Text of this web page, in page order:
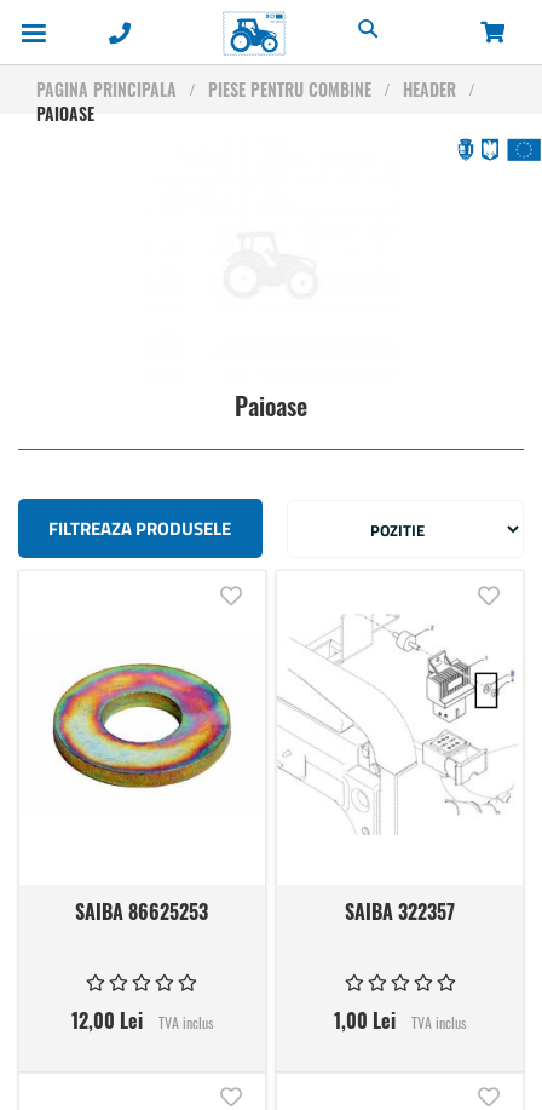
Cautare
PAGINA PRINCIPALA PIESE PENTRU COMBINE
HEADER
PAIOASE
Paioase
SAIBA 86625253
12,00 Lei TVA inclus
SAIBA 322357
1,00 Lei TVA inclus
FILTREAZA PRODUSELE